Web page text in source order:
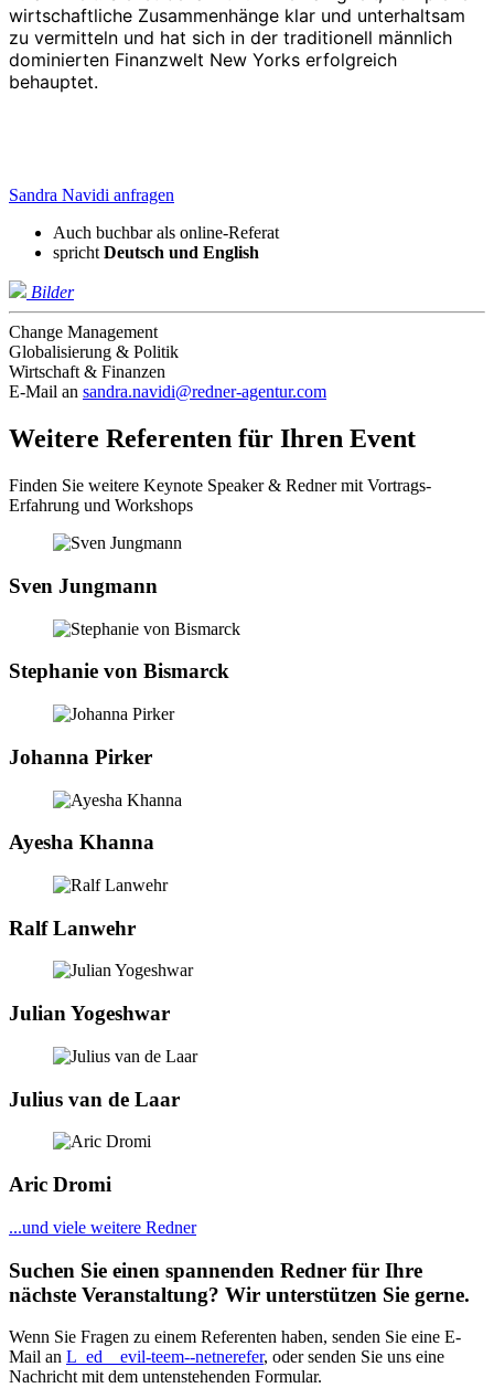
wirtschaftliche Zusammenhänge klar und unterhaltsam
zu vermitteln und hat sich in der traditionell männlich
dominierten Finanzwelt New Yorks erfolgreich
behauptet.
Sandra Navidi anfragen
Auch buchbar als online-Referat
sprichtDeutsch und English
Bilder
Change Management
Globalisierung & Politik
Wirtschaft & Finanzen
E-Mail an sandra.navidi@redner-agentur.com
Weitere Referenten für Ihren Event
Finden Sie weitere Keynote Speaker & Redner mit Vortrags-
Erfahrung und Workshops
Sven Jungmann
Stephanie von Bismarck
Johanna Pirker
Ayesha Khanna
Ralf Lanwehr
Julian Yogeshwar
Julius van de Laar
Aric Dromi
...und viele weitere Redner
Suchen Sie einen spannenden Redner für Ihre
nächste Veranstaltung? Wir unterstützen Sie gerne.
Wenn Sie Fragen zu einem Referenten haben, senden Sie eine E-
Mail an L_ed__evil-teem--netnerefer, oder senden Sie uns eine
Nachricht mit dem untenstehenden Formular.